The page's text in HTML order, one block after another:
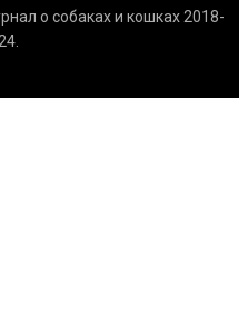
о собаках и кошках 2018-